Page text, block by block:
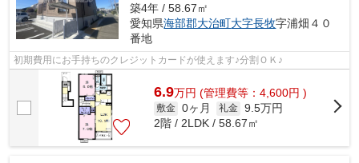
築4年 / 58.67㎡
愛知県海部郡大治町大字長牧字浦畑４０
番地
初期費用にお手持ちのクレジットカードが使えます♪分割ＯＫ♪
6.9万円 (管理費等：4,600円 )
敷金 0ヶ月 礼金 9.5万円
2階 / 2LDK / 58.67㎡